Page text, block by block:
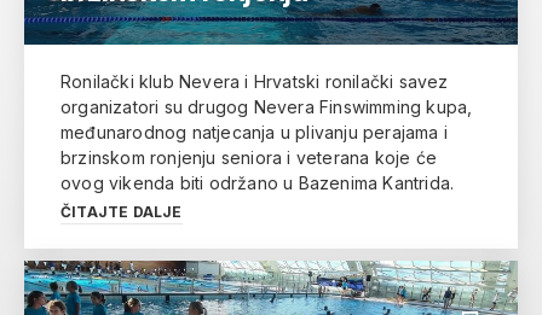
Ronilački klub Nevera i Hrvatski ronilački savez
organizatori su drugog Nevera Finswimming kupa,
međunarodnog natjecanja u plivanju perajama i
brzinskom ronjenju seniora i veterana koje će
ovog vikenda biti održano u Bazenima Kantrida.
ČITAJTE DALJE